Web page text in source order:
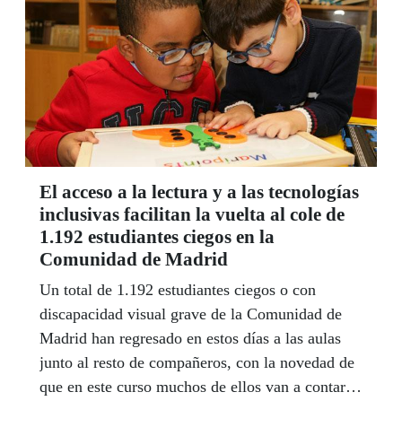
El acceso a la lectura y a las tecnologías
inclusivas facilitan la vuelta al cole de
1.192 estudiantes ciegos en la
Comunidad de Madrid
Un total de 1.192 estudiantes ciegos o con
discapacidad visual grave de la Comunidad de
Madrid han regresado en estos días a las aulas
junto al resto de compañeros, con la novedad de
que en este curso muchos de ellos van a contar